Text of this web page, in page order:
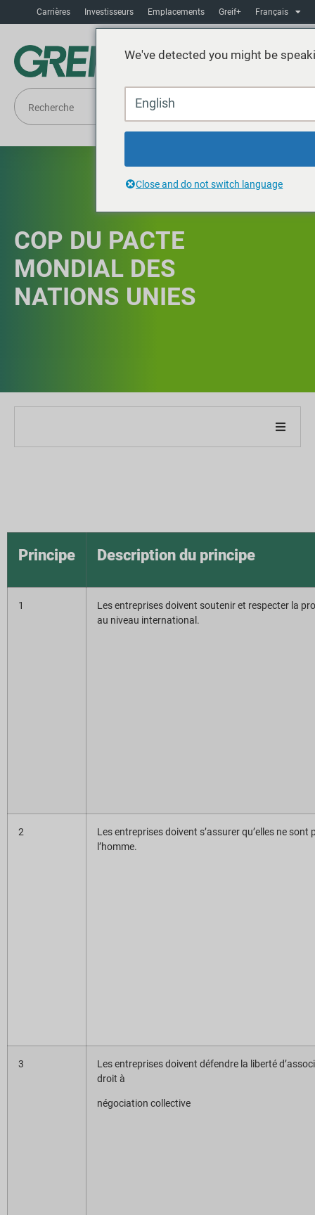
Carrières Investisseurs Emplacements Greif+ Français
COP DU PACTE
MONDIAL DES
NATIONS UNIES
Stratégies de développement durable
Indices de reporting ESG
Principe Description du principe
1
Les entreprises doivent soutenir et respecter la
au niveau international.
2
Les entreprises doivent s’assurer qu’elles ne
l’homme.
3
Les entreprises doivent défendre la liberté
droit à
négociation collective
We've detected you might be
English
Close and do not switch language